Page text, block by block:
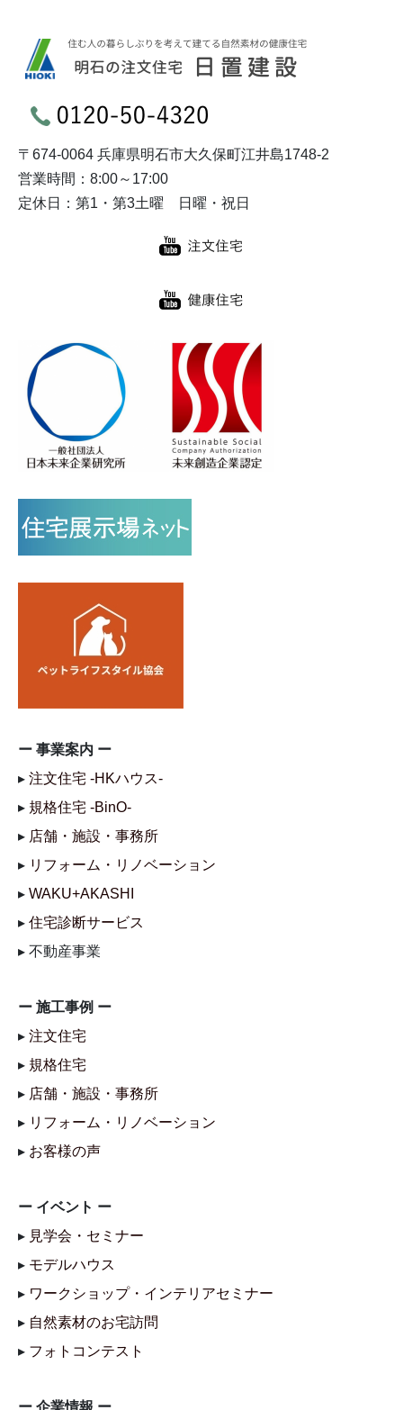
〒674-0064 兵庫県明石市大久保町江井島1748-2
営業時間：8:00～17:00
定休日：第1・第3土曜 日曜・祝日
ー 事業案内 ー
▸ 注文住宅 -HKハウス-
▸ 規格住宅 -BinO-
▸ 店舗・施設・事務所
▸ リフォーム・リノベーション
▸ WAKU+AKASHI
▸ 住宅診断サービス
▸ 不動産事業
ー 施工事例 ー
▸ 注文住宅
▸ 規格住宅
▸ 店舗・施設・事務所
▸ リフォーム・リノベーション
▸ お客様の声
ー イベント ー
▸ 見学会・セミナー
▸ モデルハウス
▸ ワークショップ・インテリアセミナー
▸ 自然素材のお宅訪問
▸ フォトコンテスト